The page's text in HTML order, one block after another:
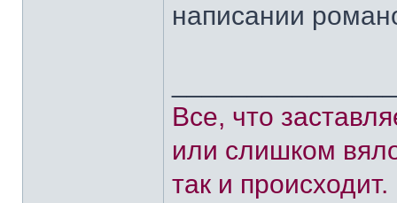
написании
Все, что
или слишком
так и происходит.